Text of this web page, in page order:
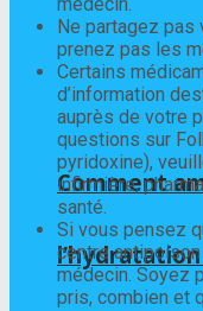
Comment
Ne partagez pas
prenez pas les
Certains
d’information
auprès de votre
questions sur
pyridoxine),
infirmière,
santé.
Si vous pensez
centre
médecin. Soyez
pris, combien et